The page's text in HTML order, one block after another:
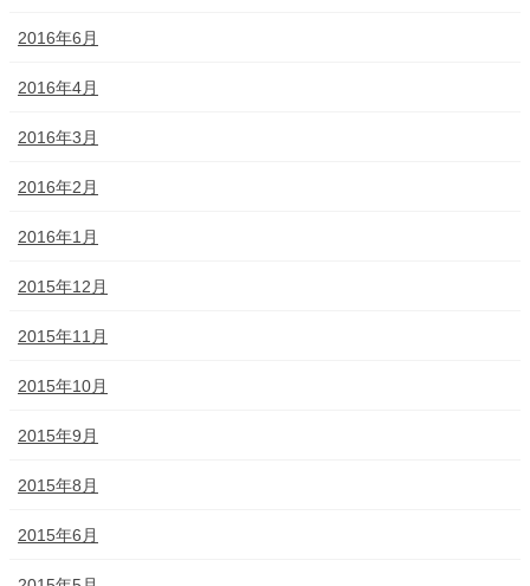
2016年6月
2016年4月
2016年3月
2016年2月
2016年1月
2015年12月
2015年11月
2015年10月
2015年9月
2015年8月
2015年6月